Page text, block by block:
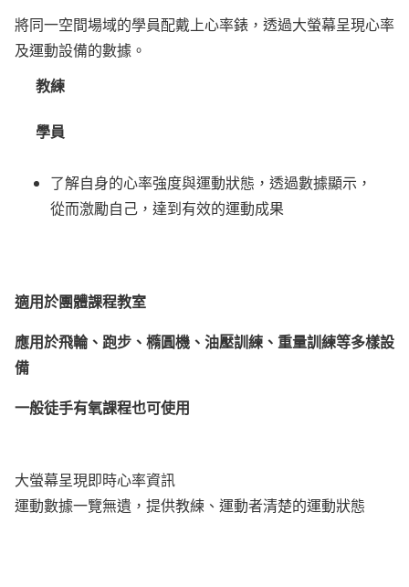
將同一空間場域的學員配戴上心率錶，透過大螢幕呈現心率
及運動設備的數據。
教練
學員
了解自身的心率強度與運動狀態，透過數據顯示，
從而激勵自己，達到有效的運動成果
適用於團體課程教室
應用於飛輪、跑步、橢圓機、油壓訓練、重量訓練等多樣設
備
一般徒手有氧課程也可使用
大螢幕呈現即時心率資訊
運動數據一覽無遺，提供教練、運動者清楚的運動狀態